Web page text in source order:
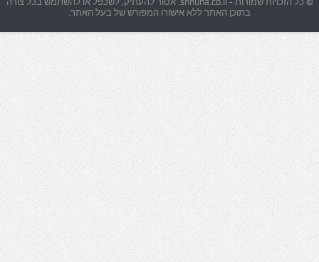
בתוכן האתר ללא אישורו המפורש של בעל האתר.